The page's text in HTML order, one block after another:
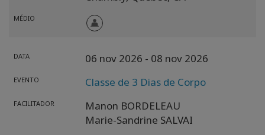
MÉDIO
DATA 06 nov 2026 - 08 nov 2026
EVENTO Classe de 3 Dias de Corpo
FACILITADOR
Manon BORDELEAU
Marie-Sandrine SALVAI